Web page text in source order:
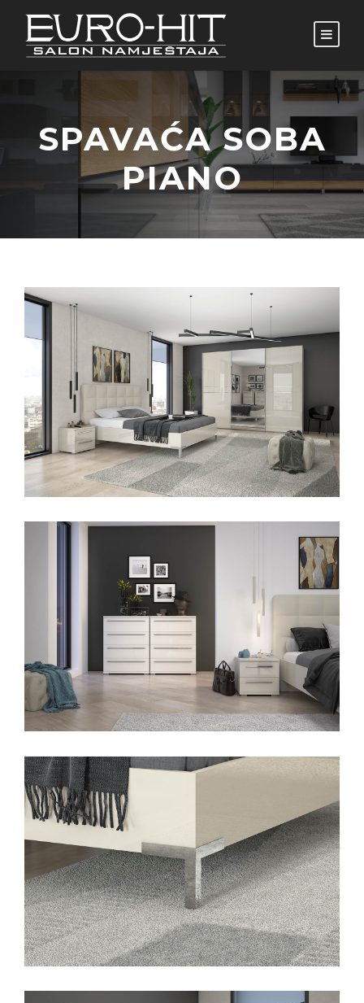
SPAVAĆA SOBA
PIANO